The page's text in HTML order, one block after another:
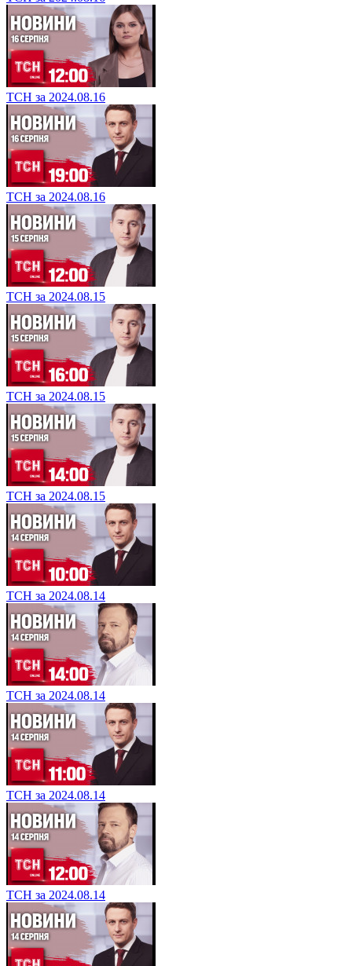
ТСН за 2024.08.16
ТСН за 2024.08.16
ТСН за 2024.08.15
ТСН за 2024.08.15
ТСН за 2024.08.15
ТСН за 2024.08.14
ТСН за 2024.08.14
ТСН за 2024.08.14
ТСН за 2024.08.14